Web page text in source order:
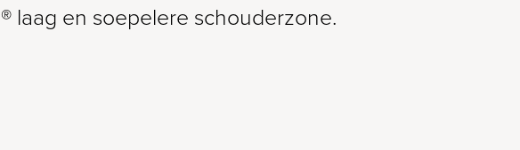
laag en soepelere schouderzone.